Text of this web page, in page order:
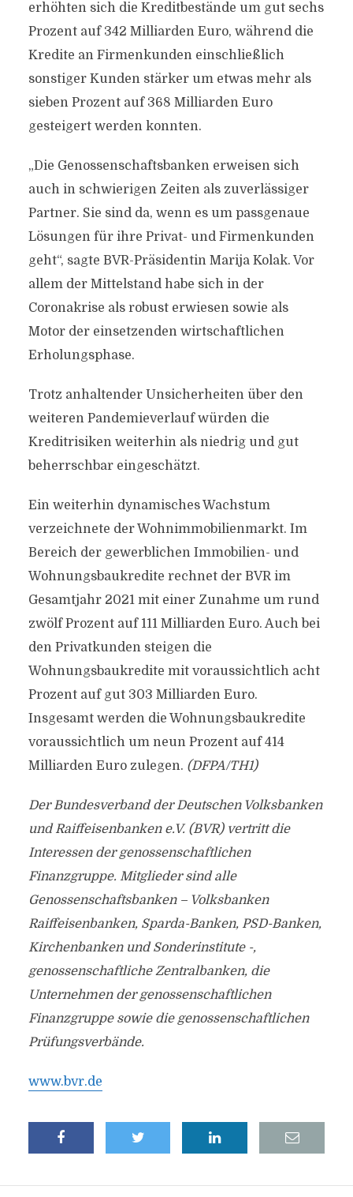
erhöhten sich die Kreditbestände um gut sechs
Prozent auf 342 Milliarden Euro, während die
Kredite an Firmenkunden einschließlich
sonstiger Kunden stärker um etwas mehr als
sieben Prozent auf 368 Milliarden Euro
gesteigert werden konnten.
„Die Genossenschaftsbanken erweisen sich
auch in schwierigen Zeiten als zuverlässiger
Partner. Sie sind da, wenn es um passgenaue
Lösungen für ihre Privat- und Firmenkunden
geht“, sagte BVR-Präsidentin Marija Kolak. Vor
allem der Mittelstand habe sich in der
Coronakrise als robust erwiesen sowie als
Motor der einsetzenden wirtschaftlichen
Erholungsphase.
Trotz anhaltender Unsicherheiten über den
weiteren Pandemieverlauf würden die
Kreditrisiken weiterhin als niedrig und gut
beherrschbar eingeschätzt.
Ein weiterhin dynamisches Wachstum
verzeichnete der Wohnimmobilienmarkt. Im
Bereich der gewerblichen Immobilien- und
Wohnungsbaukredite rechnet der BVR im
Gesamtjahr 2021 mit einer Zunahme um rund
zwölf Prozent auf 111 Milliarden Euro. Auch bei
den Privatkunden steigen die
Wohnungsbaukredite mit voraussichtlich acht
Prozent auf gut 303 Milliarden Euro.
Insgesamt werden die Wohnungsbaukredite
voraussichtlich um neun Prozent auf 414
Milliarden Euro zulegen. (DFPA/TH1)
Der Bundesverband der Deutschen Volksbanken
und Raiffeisenbanken e.V. (BVR) vertritt die
Interessen der genossenschaftlichen
Finanzgruppe. Mitglieder sind alle
Genossenschaftsbanken – Volksbanken
Raiffeisenbanken, Sparda-Banken, PSD-Banken,
Kirchenbanken und Sonderinstitute -,
genossenschaftliche Zentralbanken, die
Unternehmen der genossenschaftlichen
Finanzgruppe sowie die genossenschaftlichen
Prüfungsverbände.
www.bvr.de